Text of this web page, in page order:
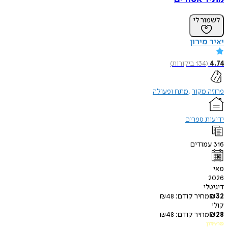
לי
134 ביקורות)
מקור מתח ופעולה
ספרים
קודם:
₪48
קודם: ₪48